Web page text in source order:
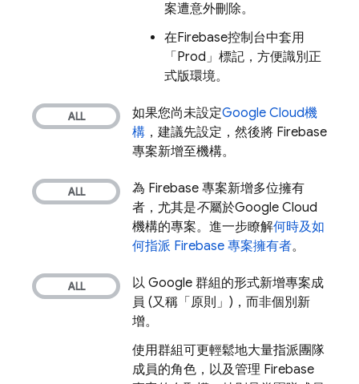
案遭意外刪除。
在Firebase控制台中套用
「Prod」標記 ，方便識別正
式版環境。
如果您尚未設定Google Cloud機
構 ，建議先設定，然後將 Firebase
專案新增至機構。
為 Firebase 專案新增多位擁有
者，尤其是不屬於Google Cloud
機構的專案。進一步瞭解何時及如
何指派 Firebase 專案擁有者。
以 Google 群組的形式新增專案成
員 (又稱「原則」)，而非個別新
增。
使用群組可更輕鬆地大量指派團隊
成員的角色，以及管理 Firebase